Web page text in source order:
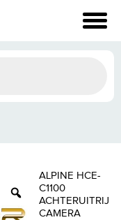
ALPINE HCE-
C1100
ACHTERUITRIJ
CAMERA